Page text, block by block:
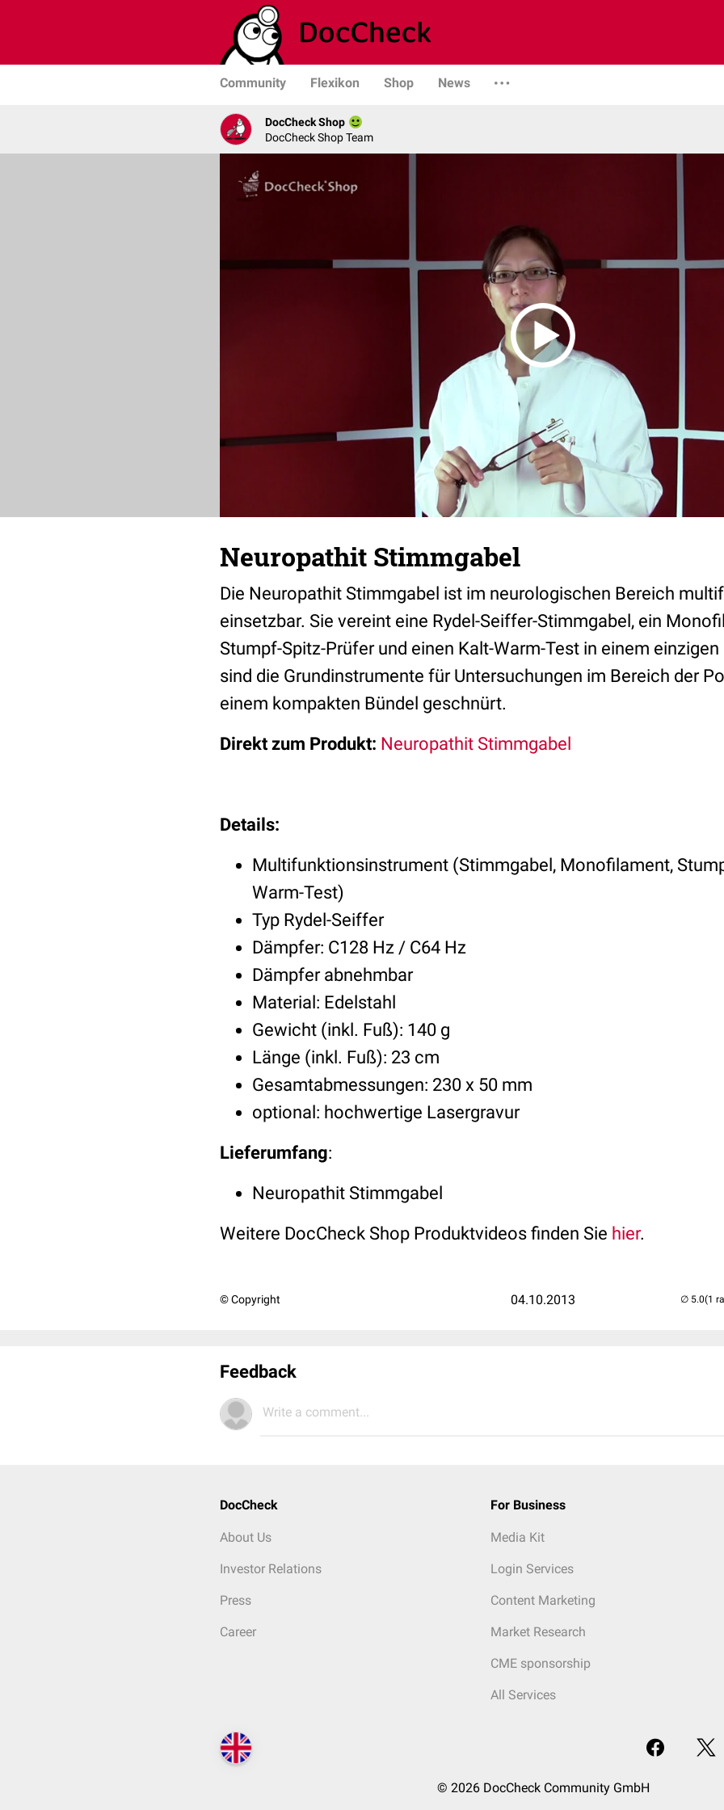
Community Flexikon Shop News
DocCheck Shop
DocCheck Shop Team
Neuropathit Stimmgabel
Die Neuropathit Stimmgabel ist im neurologischen Bereich
einsetzbar. Sie vereint eine Rydel-Seiffer-Stimmgabel, ein
Stumpf-Spitz-Prüfer und einen Kalt-Warm-Test in einem
sind die Grundinstrumente für Untersuchungen im Bereich der
einem kompakten Bündel geschnürt.
Direkt zum Produkt: Neuropathit Stimmgabel
Details:
Multifunktionsinstrument (Stimmgabel, Monofilament,
Warm-Test)
Typ Rydel-Seiffer
Dämpfer: C128 Hz / C64 Hz
Dämpfer abnehmbar
Material: Edelstahl
Gewicht (inkl. Fuß): 140 g
Länge (inkl. Fuß): 23 cm
Gesamtabmessungen: 230 x 50 mm
optional: hochwertige Lasergravur
Lieferumfang:
Neuropathit Stimmgabel
Weitere DocCheck Shop Produktvideos finden Sie hier.
© Copyright 04.10.2013 (1
Feedback
Write a comment...
DocCheck
About Us
Investor Relations
Press
Career
For Business
Media Kit
Login Services
Content Marketing
Market Research
CME sponsorship
All Services
© 2026 DocCheck Community GmbH